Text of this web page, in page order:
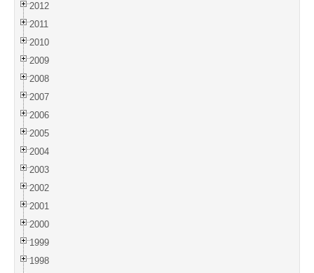
2012
2011
2010
2009
2008
2007
2006
2005
2004
2003
2002
2001
2000
1999
1998